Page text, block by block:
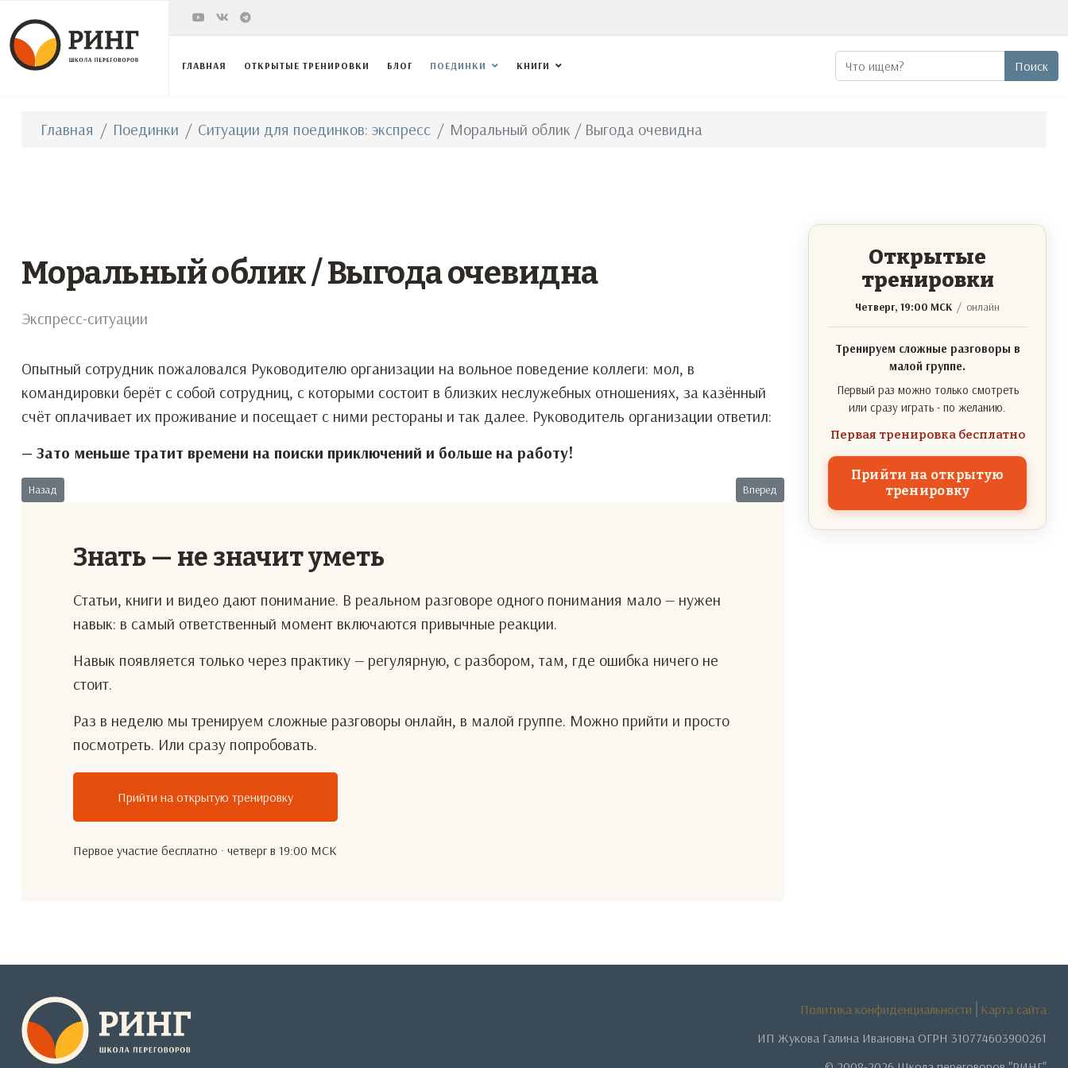
Поиск Поиск
ГЛАВНАЯ ОТКРЫТЫЕ ТРЕНИРОВКИ БЛОГ ПОЕДИНКИ КНИГИ
Главная Поединки Ситуации для поединков: экспресс Моральный облик / Выгода очевидна
Моральный облик / Выгода очевидна
Экспресс-ситуации
Опытный сотрудник пожаловался Руководителю организации на вольное поведение коллеги: мол, в
командировки берёт с собой сотрудниц, с которыми состоит в близких неслужебных отношениях, за казённый
счёт оплачивает их проживание и посещает с ними рестораны и так далее. Руководитель организации ответил:
— Зато меньше тратит времени на поиски приключений и больше на работу!
Предыдущий: Монолит
Назад Следующий: Мужская логика
Вперед
Знать — не значит уметь
Статьи, книги и видео дают понимание. В реальном разговоре одного понимания мало — нужен
навык: в самый ответственный момент включаются привычные реакции.
Навык появляется только через практику — регулярную, с разбором, там, где ошибка ничего не
стоит.
Раз в неделю мы тренируем сложные разговоры онлайн, в малой группе. Можно прийти и просто
посмотреть. Или сразу попробовать.
Прийти на открытую тренировку
Первое участие бесплатно · четверг в 19:00 МСК
Открытые
тренировки
Четверг, 19:00 МСК / онлайн
Тренируем сложные разговоры в
малой группе.
Первый раз можно только смотреть
или сразу играть - по желанию.
Первая тренировка бесплатно
Прийти на открытую
тренировку
Политика конфиденциальности
Карта сайта
ИП Жукова Галина Ивановна ОГРН 310774603900261